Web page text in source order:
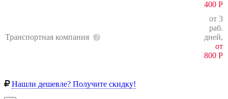
400 Р
Транспортная компания
от 3
раб.
дней,
от
800 Р
Нашли дешевле? Получите скидку!